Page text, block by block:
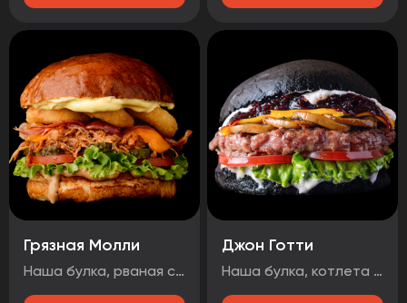
Грязная Молли
Наша булка, рваная свинина, лист салата, бекон, огурец маринованный, помидор, сыр чеддер, луковые кольца, соус барбекю, медово-горчичный соус.
Джон Готти
Наша булка, котлета говяжья, помидор, лист салата, соус дорблю, грибы, сыр чеддер, луковый джем, чесночный соус.